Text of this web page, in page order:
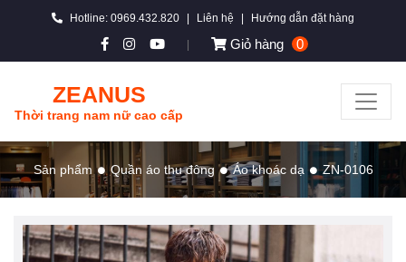
Hotline: 0969.432.820 Liên hệ Hướng dẫn đặt hàng
Giỏ hàng 0
ZEANUS
Thời trang nam nữ cao cấp
Sản phẩm Quần áo thu đông Áo khoác dạ ZN-0106